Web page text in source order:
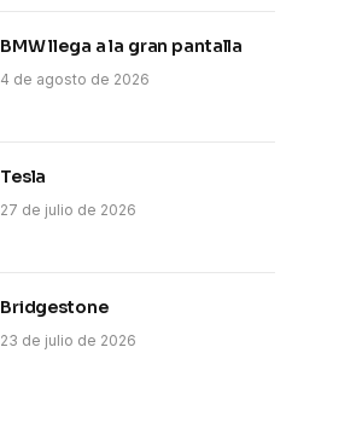
BMW llega a la gran pantalla
4 de agosto de 2026
Tesla
27 de julio de 2026
Bridgestone
23 de julio de 2026